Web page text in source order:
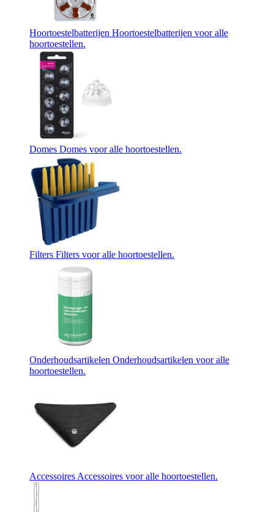
Hoortoestelbatterijen Hoortoestelbatterijen voor alle
hoortoestellen.
Domes Domes voor alle hoortoestellen.
Filters Filters voor alle hoortoestellen.
Onderhoudsartikelen Onderhoudsartikelen voor alle
hoortoestellen.
AccessoiresAccessoires voor alle hoortoestellen.